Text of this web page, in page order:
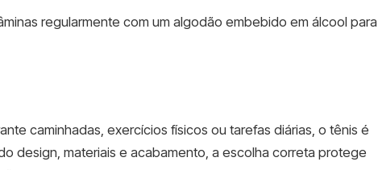
regularmente com um algodão embebido em álcool para
caminhadas, exercícios físicos ou tarefas diárias, o tênis é
design, materiais e acabamento, a escolha correta protege